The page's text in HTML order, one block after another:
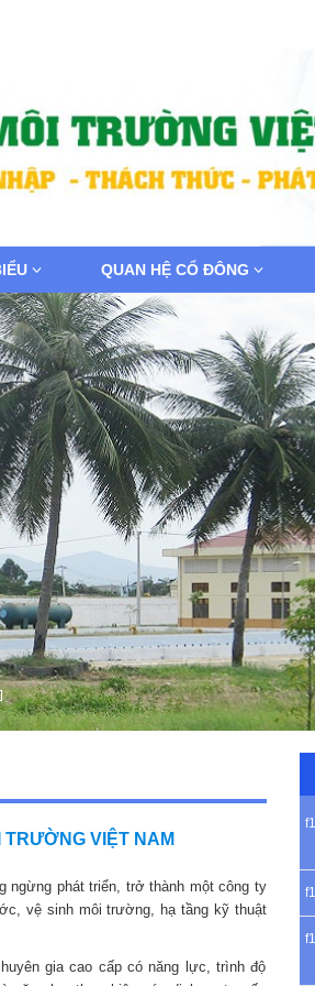
QUAN HỆ CỔ ĐÔNG
VIỆT NAM
ngừng phát triển, trở thành một công ty
vệ sinh môi trường, hạ tầng kỹ thuật
gia cao cấp có năng lực, trình độ